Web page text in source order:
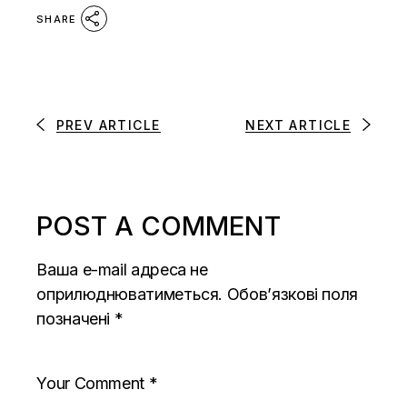
SHARE
PREV ARTICLE NEXT ARTICLE
POST A COMMENT
Ваша e-mail адреса не
оприлюднюватиметься. Обов’язкові поля
позначені *